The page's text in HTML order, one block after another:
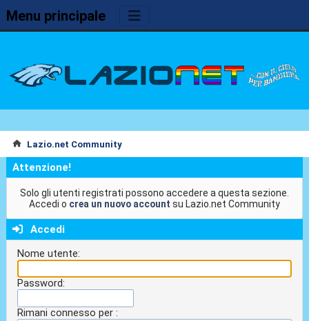
Menu principale
Lazio.net Community
Attenzione!
Solo gli utenti registrati possono accedere a questa sezione.
Accedi o crea un nuovo account su Lazio.net Community
Accedi
Nome utente:
Password:
Rimani connesso per :